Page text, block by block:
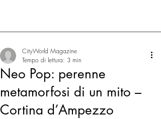
Neo Pop: perenne
metamorfosi di un mito –
Cortina d’Ampezzo
CityWorld Magazine
Tempo di lettura: 3 min